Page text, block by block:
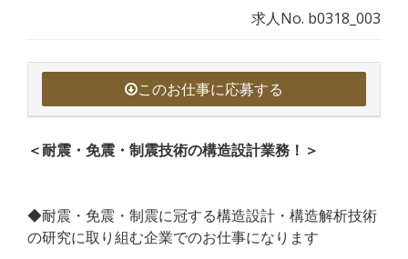
求人No. b0318_003
このお仕事に応募する
＜耐震・免震・制震技術の構造設計業務！＞
◆耐震・免震・制震に冠する構造設計・構造解析技術
の研究に取り組む企業でのお仕事になります